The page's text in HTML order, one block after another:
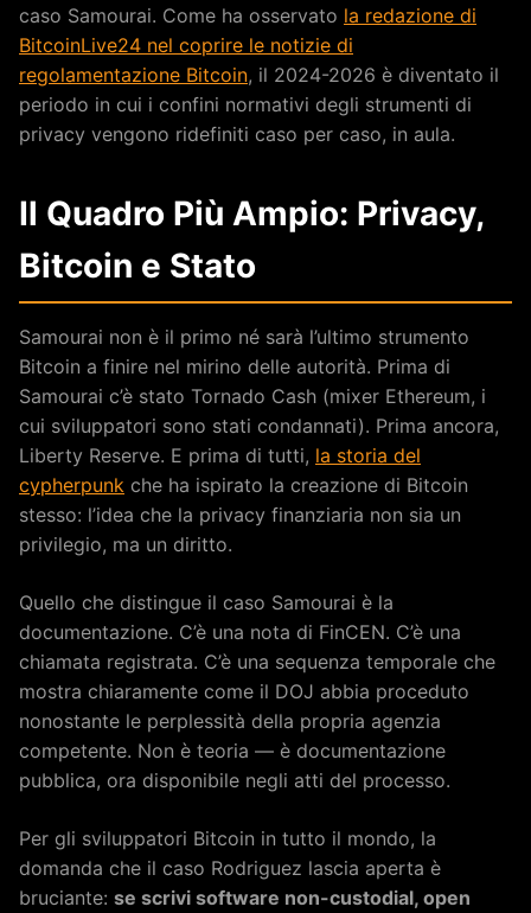
caso Samourai. Come ha osservato la redazione di
BitcoinLive24 nel coprire le notizie di
regolamentazione Bitcoin, il 2024-2026 è diventato il
periodo in cui i confini normativi degli strumenti di
privacy vengono ridefiniti caso per caso, in aula.
Il Quadro Più Ampio: Privacy,
Bitcoin e Stato
Samourai non è il primo né sarà l’ultimo strumento
Bitcoin a finire nel mirino delle autorità. Prima di
Samourai c’è stato Tornado Cash (mixer Ethereum, i
cui sviluppatori sono stati condannati). Prima ancora,
Liberty Reserve. E prima di tutti, la storia del
cypherpunk che ha ispirato la creazione di Bitcoin
stesso: l’idea che la privacy finanziaria non sia un
privilegio, ma un diritto.
Quello che distingue il caso Samourai è la
documentazione. C’è una nota di FinCEN. C’è una
chiamata registrata. C’è una sequenza temporale che
mostra chiaramente come il DOJ abbia proceduto
nonostante le perplessità della propria agenzia
competente. Non è teoria — è documentazione
pubblica, ora disponibile negli atti del processo.
Per gli sviluppatori Bitcoin in tutto il mondo, la
domanda che il caso Rodriguez lascia aperta è
bruciante: se scrivi software non-custodial, open